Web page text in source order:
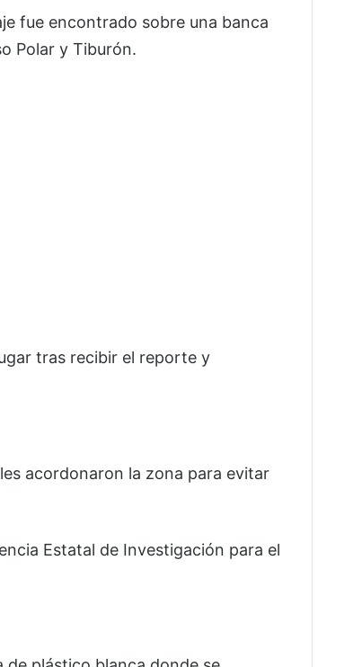
fue encontrado sobre una banca
Polar y Tiburón.
tras recibir el reporte y
acordonaron la zona para evitar
Estatal de Investigación para el